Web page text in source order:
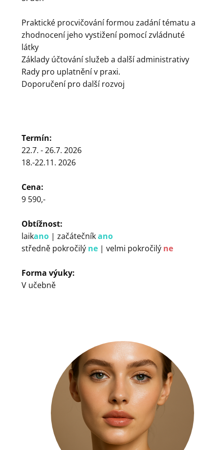
Praktické procvičování formou zadání tématu a
zhodnocení jeho vystižení pomocí zvládnuté
látky
Základy účtování služeb a další administrativy
Rady pro uplatnění v praxi.
Doporučení pro další rozvoj
Termín:
22.7. - 26.7. 2026
18.-22.11. 2026
Cena:
9 590,-
Obtížnost:
laikano | začátečníkano
středně pokročilý ne | velmi pokročilý ne
Forma výuky:
V učebně